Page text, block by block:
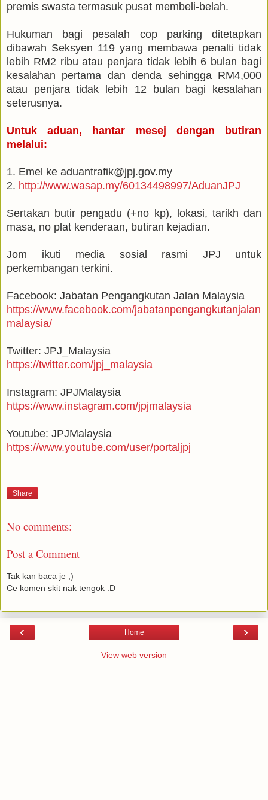
premis swasta termasuk pusat membeli-belah.
Hukuman bagi pesalah cop parking ditetapkan
dibawah Seksyen 119 yang membawa penalti tidak
lebih RM2 ribu atau penjara tidak lebih 6 bulan bagi
kesalahan pertama dan denda sehingga RM4,000
atau penjara tidak lebih 12 bulan bagi kesalahan
seterusnya.
Untuk aduan, hantar mesej dengan butiran
melalui:
1. Emel ke aduantrafik@jpj.gov.my
2. http://www.wasap.my/60134498997/AduanJPJ
Sertakan butir pengadu (+no kp), lokasi, tarikh dan
masa, no plat kenderaan, butiran kejadian.
Jom ikuti media sosial rasmi JPJ untuk
perkembangan terkini.
Facebook: Jabatan Pengangkutan Jalan Malaysia
https://www.facebook.com/jabatanpengangkutanjalan
malaysia/
Twitter: JPJ_Malaysia
https://twitter.com/jpj_malaysia
Instagram: JPJMalaysia
https://www.instagram.com/jpjmalaysia
Youtube: JPJMalaysia
https://www.youtube.com/user/portaljpj
Share
No comments:
Post a Comment
Tak kan baca je ;)
Ce komen skit nak tengok :D
‹ ›
Home
View web version